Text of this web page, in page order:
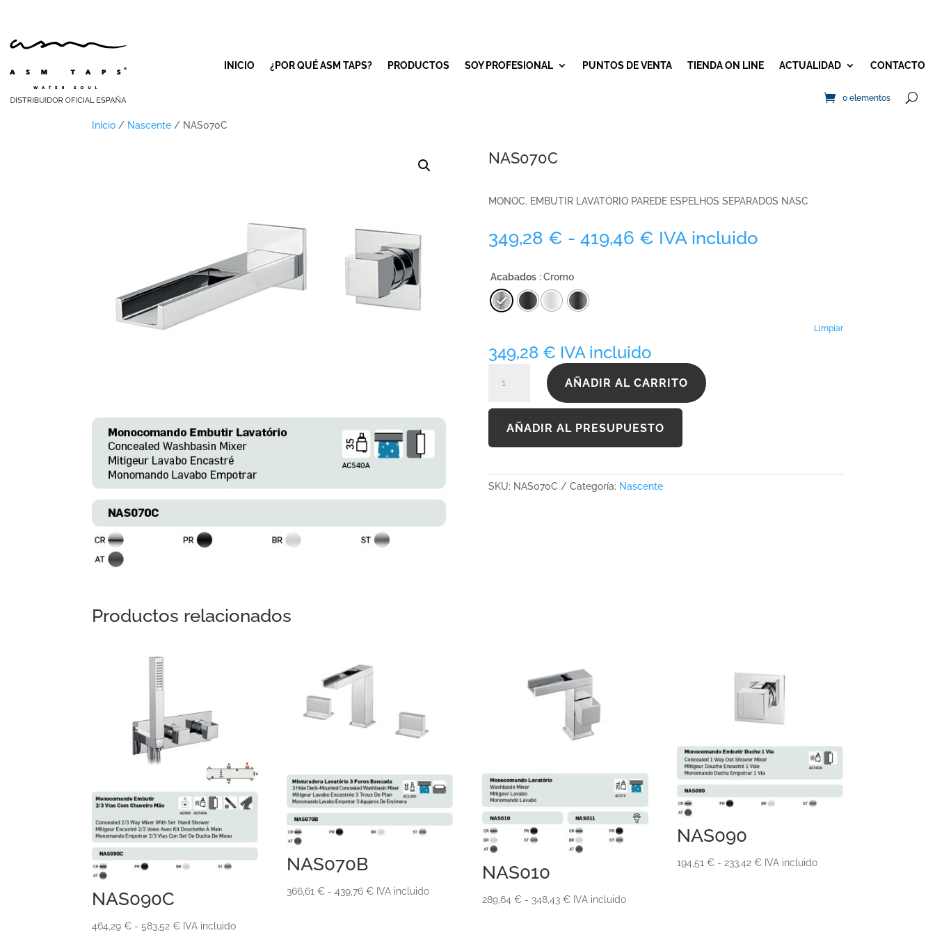
INICIO ¿POR QUÉ ASM TAPS? PRODUCTOS SOY PROFESIONAL PUNTOS DE VENTA TIENDA ON LINE ACTUALIDAD CONTACTO
0 elementos
Inicio / Nascente / NAS070C
NAS070C
MONOC. EMBUTIR LAVATÓRIO PAREDE ESPELHOS SEPARADOS NASC
349,28 € - 419,46 €Rango
IVA incluido
Acabados : Cromo
Limpiar
349,28 € IVA incluido
cantidad
AÑADIR AL CARRITO
AÑADIR AL PRESUPUESTO
SKU: NAS070C Categoría: Nascente
Productos relacionados
NAS090C
464,29 € - 583,52 €Rango
IVA incluido
NAS070B
366,61€ - 439,76€Rango
IVA incluido
NAS010
289,64 € - 348,43 €Rango
IVA incluido
NAS090
194,51 € - 233,42 €Rango
IVA incluido